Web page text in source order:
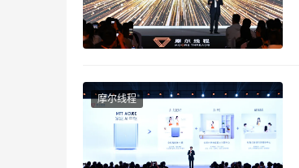
摩尔线程